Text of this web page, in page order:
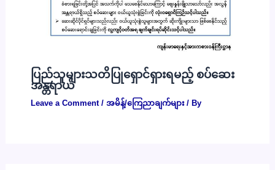
ပြည်သူများသတိပြုရှောင်ရှားရမည့် စပ်ဆေး
အန္တရာယ်
Leave a Comment / အမိန့်/ကြေညာချက်များ/ By